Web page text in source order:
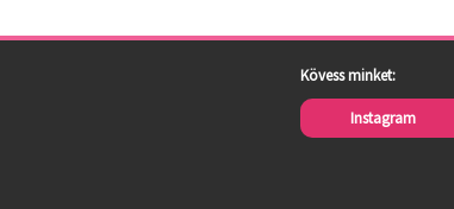
Kövess minket:
Instagram